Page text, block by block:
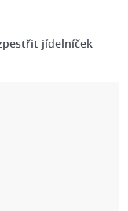
jídelníček